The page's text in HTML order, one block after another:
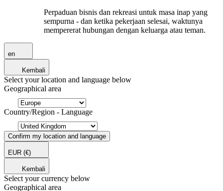
Perpaduan bisnis dan rekreasi untuk masa inap yang
sempurna - dan ketika pekerjaan selesai, waktunya
mempererat hubungan dengan keluarga atau teman.
en
Kembali
Select your location and language below
Geographical area
Country/Region - Language
Confirm my location and language
EUR (€)
Kembali
Select your currency below
Geographical area